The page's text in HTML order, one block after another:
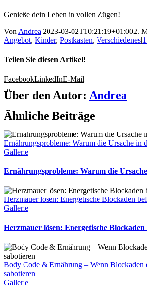
Genieße dein Leben in vollen Zügen!
Von Andrea|2023-03-02T10:21:19+01:002.
Angebot, Kinder, Postkasten, Verschiedenes|
Teilen Sie diesen Artikel!
FacebookLinkedInE-Mail
Über den Autor: Andrea
Ähnliche Beiträge
Ernährungsprobleme: Warum die Ursache in
Gallerie
Ernährungsprobleme: Warum die
Herzmauer lösen: Energetische Blockaden
Gallerie
Herzmauer lösen: Energetische
Body Code & Ernährung – Wenn Blockaden
sabotieren
Gallerie